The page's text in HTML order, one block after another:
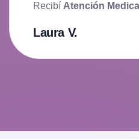
Recibí Atención
Laura V.